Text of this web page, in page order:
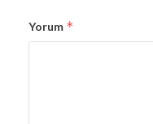
Yorum *